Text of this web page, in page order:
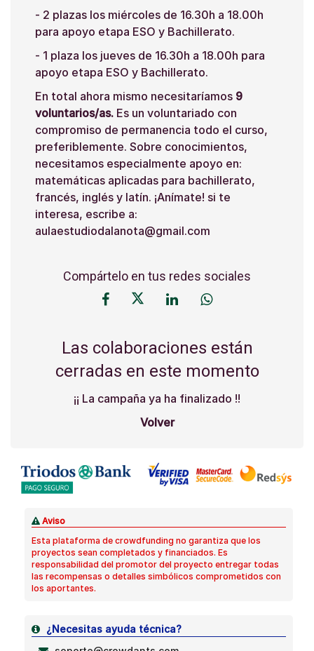
- 2 plazas los miércoles de 16.30h a 18.00h
para apoyo etapa ESO y Bachillerato.
- 1 plaza los jueves de 16.30h a 18.00h para
apoyo etapa ESO y Bachillerato.
En total ahora mismo necesitaríamos 9
voluntarios/as. Es un voluntariado con
compromiso de permanencia todo el curso,
preferiblemente. Sobre conocimientos,
necesitamos especialmente apoyo en:
matemáticas aplicadas para bachillerato,
francés, inglés y latín. ¡Anímate! si te
interesa, escribe a:
aulaestudiodalanota@gmail.com
Compártelo en tus redes sociales
Las colaboraciones están
cerradas en este momento
¡¡ La campaña ya ha finalizado !!
Volver
Aviso
Esta plataforma de crowdfunding no garantiza que los
proyectos sean completados y financiados. Es
responsabilidad del promotor del proyecto entregar todas
las recompensas o detalles simbólicos comprometidos con
los aportantes.
¿Necesitas ayuda técnica?